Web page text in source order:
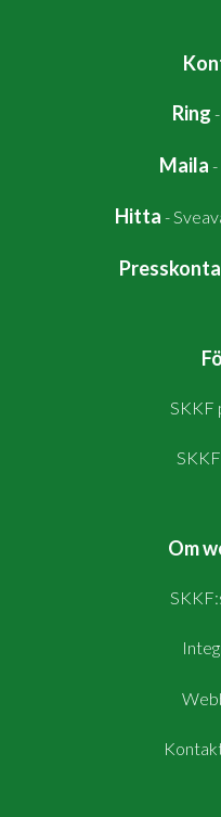
Ring -
Maila -
Hitta -
SKKF
Om